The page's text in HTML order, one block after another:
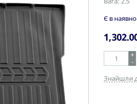
Є в
+
-
Знайшли